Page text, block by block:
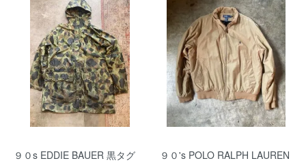
９０s EDDIE BAUER 黒タグ
９０'s POLO RALPH LAUREN